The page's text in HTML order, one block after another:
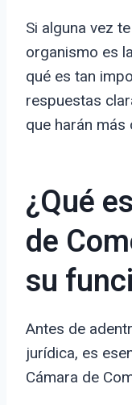
Si alguna vez
organismo es
qué es tan
respuestas
que harán
¿Qué
de
su
Antes de
jurídica, es
Cámara de